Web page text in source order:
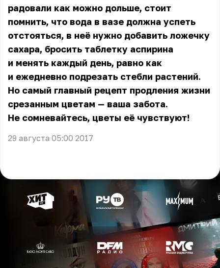
радовали как можно дольше, стоит
помнить, что вода в вазе должна успеть
отстояться, в неё нужно добавить ложечку
сахара, бросить таблетку аспирина
и менять каждый день, равно как
и ежедневно подрезать стебли растений.
Но самый главный рецепт продления жизни
срезанным цветам — ваша забота.
Не сомневайтесь, цветы её чувствуют!
29 августа 05:00 2017